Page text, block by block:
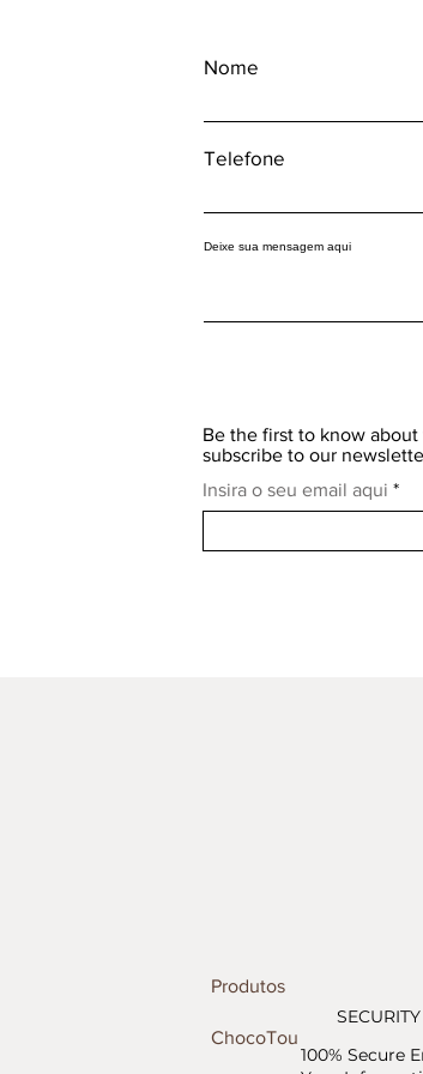
Nome
Telefone
Deixe sua mensagem aqui
Be the first to know
subscribe to our
Insira o seu email aqui
Produtos
ChocoTour
SECURITY
100% Secure